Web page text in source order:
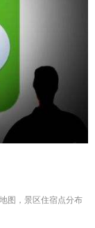
图，景区住宿点分布